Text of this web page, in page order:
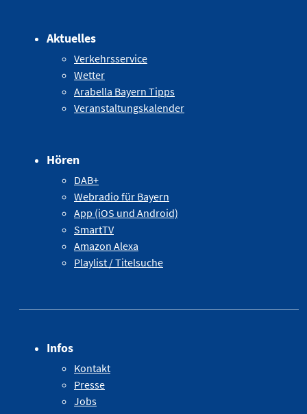
Aktuelles
Verkehrsservice
Wetter
Arabella Bayern Tipps
Veranstaltungskalender
Hören
DAB+
Webradio für Bayern
App (iOS und Android)
SmartTV
Amazon Alexa
Playlist / Titelsuche
Infos
Kontakt
Presse
Jobs